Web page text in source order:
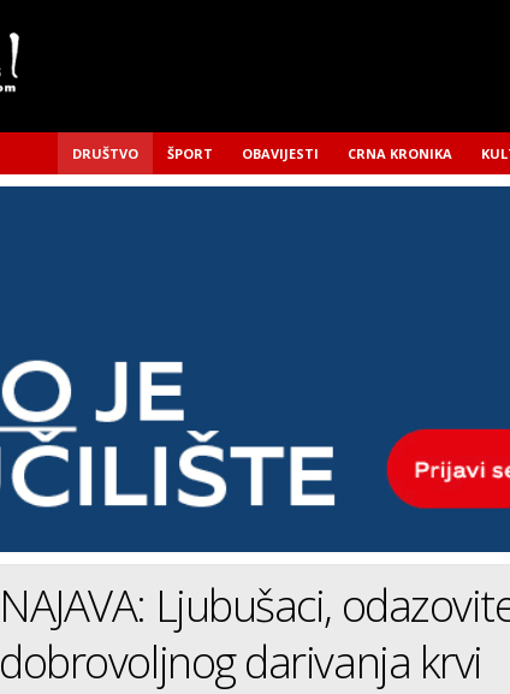
DRUŠTVO ŠPORT OBAVIJESTI CRNA KRONIKA
NAJAVA: Ljubušaci,
dobrovoljnog darivanja krvi